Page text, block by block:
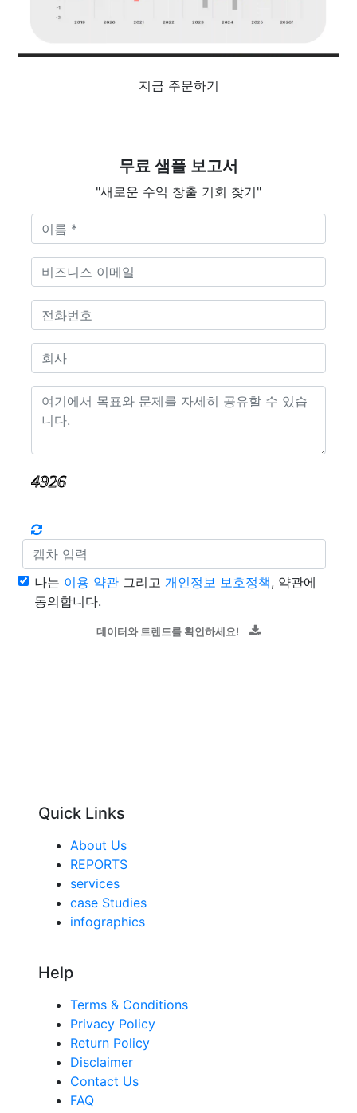
지금 주문하기
무료 샘플 보고서
"새로운 수익 창출 기회 찾기"
나는 이용 약관 그리고 개인정보 보호정책, 약관에
동의합니다.
데이터와 트렌드를 확인하세요!
Quick Links
About Us
REPORTS
services
case Studies
infographics
Help
Terms & Conditions
Privacy Policy
Return Policy
Disclaimer
Contact Us
FAQ